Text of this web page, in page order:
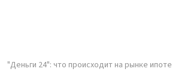
"Деньги 24": что происходит на рынке